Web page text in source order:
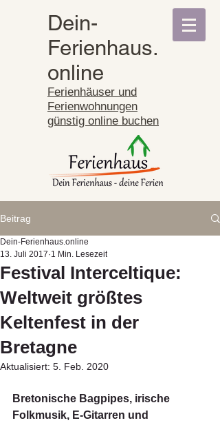
Dein-
Ferienhaus.
online
Ferienhäuser und
Ferienwohnungen
günstig online buchen
Beitrag
Festival Interceltique:
Weltweit größtes
Keltenfest in der
Bretagne
Dein-Ferienhaus.online
13. Juli 2017 1 Min. Lesezeit
Aktualisiert: 5. Feb. 2020
Bretonische Bagpipes, irische
Folkmusik, E-Gitarren und